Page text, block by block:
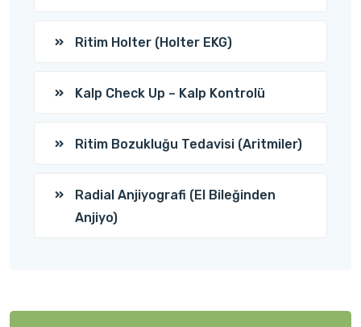
Ritim Holter (Holter EKG)
Kalp Check Up – Kalp Kontrolü
Ritim Bozukluğu Tedavisi (Aritmiler)
Radial Anjiyografi (El Bileğinden
Anjiyo)